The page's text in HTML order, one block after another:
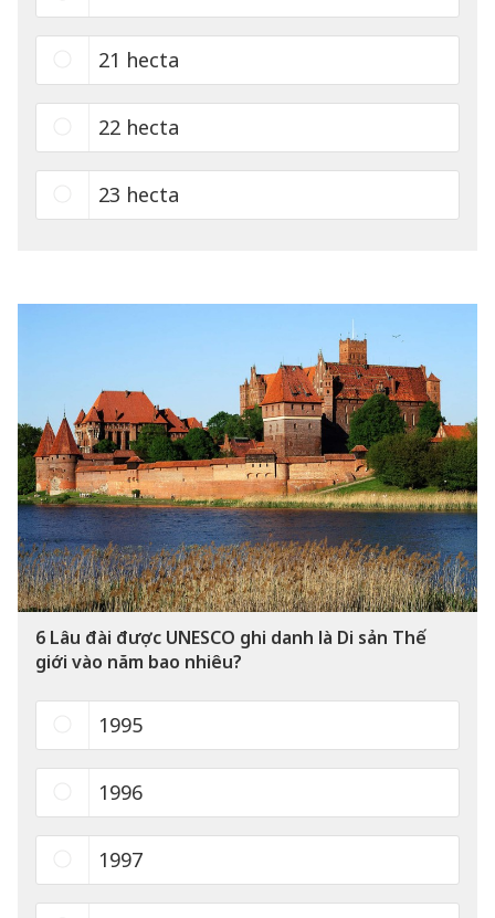
21 hecta
22 hecta
23 hecta
6 Lâu đài được UNESCO ghi danh là Di sản Thế
giới vào năm bao nhiêu?
1995
1996
1997